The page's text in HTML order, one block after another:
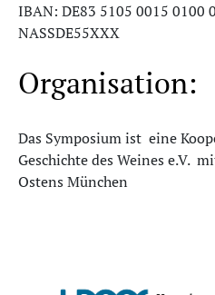
IBAN: DE83 5105 0015 0100
NASSDE55XXX
Organisation:
Das Symposium ist eine
Geschichte des Weines e.V.
Ostens München